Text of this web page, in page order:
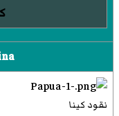
نقود كينا